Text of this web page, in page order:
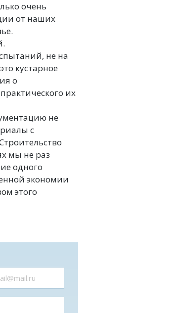
очень
от наших
не на
кустарное
о
их
не
с
мы не раз
одного
экономии
этого